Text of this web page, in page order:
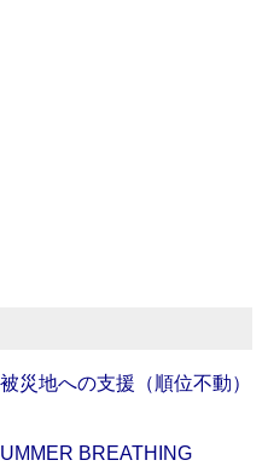
災地への支援（順位不動）
BREATHING